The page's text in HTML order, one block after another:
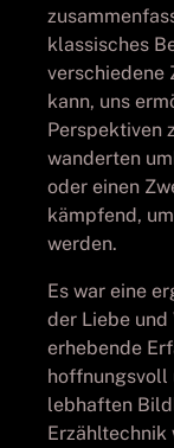
klassisches
verschiedene
kann, uns
Perspektiven
wanderten
oder einen
kämpfend,
werden.
Es war eine
der Liebe
erhebende
hoffnungsvoll
lebhaften
Erzähltechnik